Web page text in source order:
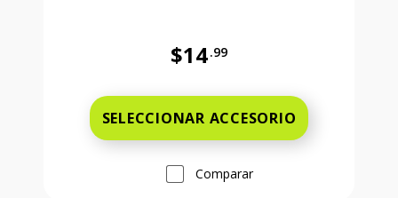
$14.99
SELECCIONAR ACCESORIO
Comparar